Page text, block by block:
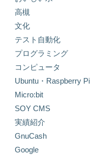
高槻
文化
テスト自動化
プログラミング
コンピュータ
Ubuntu・Raspberry Pi
Micro:bit
SOY CMS
実績紹介
GnuCash
Google